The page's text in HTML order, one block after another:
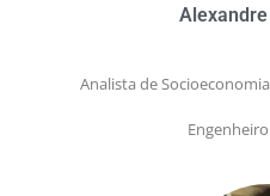
Analista de